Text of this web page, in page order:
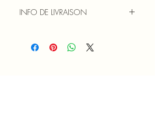
INFO DE LIVRAISON
commande supérieure à 120 € TTC
(France métropolitaine)